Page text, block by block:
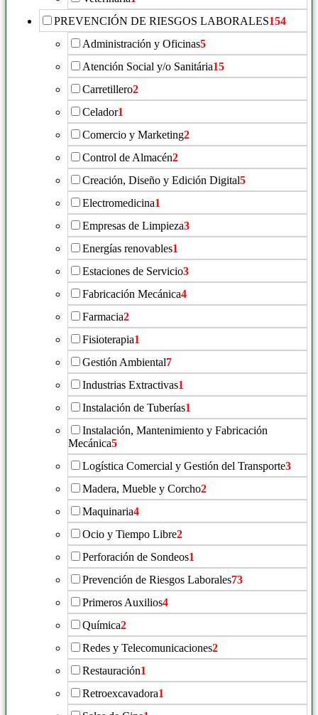
PREVENCIÓN DE RIESGOS LABORALES154
Administración y Oficinas5
Atención Social y/o Sanitária15
Carretillero2
Celador1
Comercio y Marketing2
Control de Almacén2
Creación, Diseño y Edición Digital5
Electromedicina1
Empresas de Limpieza3
Energías renovables1
Estaciones de Servicio3
Fabricación Mecánica4
Farmacia2
Fisioterapia1
Gestión Ambiental7
Industrias Extractivas1
Instalación de Tuberías1
Instalación, Mantenimiento y Fabricación
Mecánica5
Logística Comercial y Gestión del Transporte3
Madera, Mueble y Corcho2
Maquinaria4
Ocio y Tiempo Libre2
Perforación de Sondeos1
Prevención de Riesgos Laborales73
Primeros Auxilios4
Química2
Redes y Telecomunicaciones2
Restauración1
Retroexcavadora1